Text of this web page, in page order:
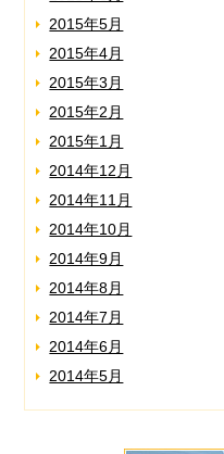
2015年5月
2015年4月
2015年3月
2015年2月
2015年1月
2014年12月
2014年11月
2014年10月
2014年9月
2014年8月
2014年7月
2014年6月
2014年5月